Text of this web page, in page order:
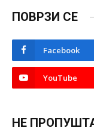
ПОВРЗИ СЕ
Facebook
YouTube
НЕ